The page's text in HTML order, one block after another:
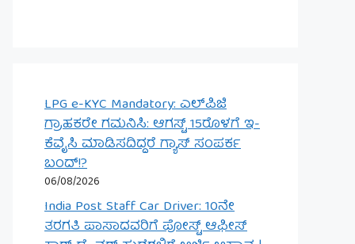
LPG e-KYC Mandatory: ಎಲ್‌ಪಿಜಿ
ಗ್ರಾಹಕರೇ ಗಮನಿಸಿ: ಆಗಸ್ಟ್ 15ರೊಳಗೆ ಇ-
ಕೆವೈಸಿ ಮಾಡಿಸದಿದ್ದರೆ ಗ್ಯಾಸ್ ಸಂಪರ್ಕ
ಬಂದ್!?
06/08/2026
India Post Staff Car Driver: 10ನೇ
ತರಗತಿ ಪಾಸಾದವರಿಗೆ ಪೋಸ್ಟ್ ಆಫೀಸ್